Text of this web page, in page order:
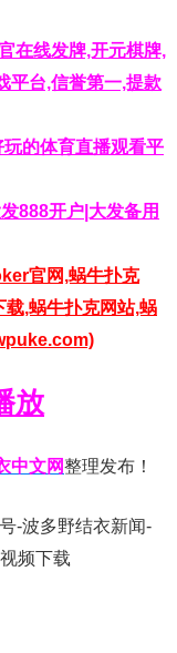
在线发牌,开元棋牌,
平台,信誉第一,提款
的体育直播观看平
888开户|大发备用
官网,蜗牛扑克
,蜗牛扑克网站,蜗
放
中文网整理发布！
-波多野结衣新闻-
频下载